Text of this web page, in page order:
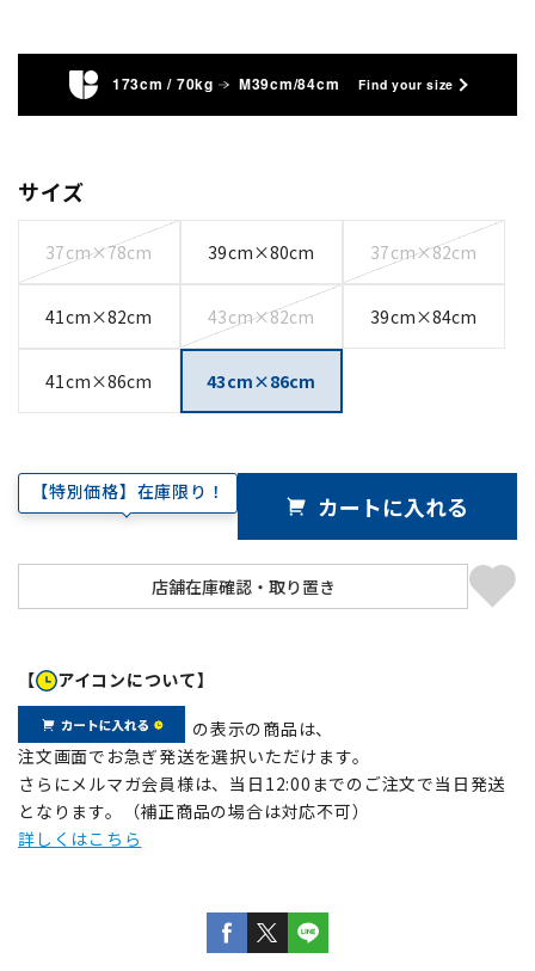
173cm / 70kg M39cm/84cm Find your size
サイズ
37cm×78cm 39cm×80cm 37cm×82cm
41cm×82cm 43cm×82cm 39cm×84cm
41cm×86cm 43cm×86cm
【特別価格】在庫限り！ カートに入れる
【 アイコンについて】
の表示の商品は、
注文画面でお急ぎ発送を選択いただけます。
さらにメルマガ会員様は、当日12:00までのご注文で当日発送
となります。（補正商品の場合は対応不可）
詳しくはこちら